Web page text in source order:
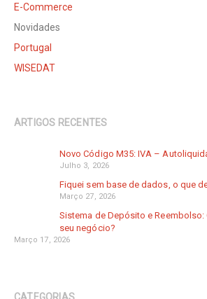
E-Commerce
Novidades
Portugal
WISEDAT
ARTIGOS RECENTES
Novo Código M35: IVA –
Julho 3, 2026
Fiquei sem base de dados, o que
Março 27, 2026
Sistema de Depósito e Reembolso:
seu negócio?
Março 17, 2026